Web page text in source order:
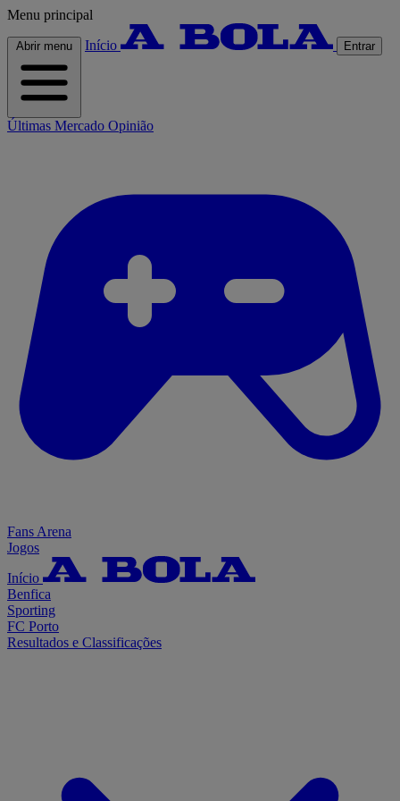
Menu principal
Abrir menu Início Entrar
Últimas Mercado Opinião
Fans Arena
Jogos
Início
Benfica
Sporting
FC Porto
Resultados e Classificações